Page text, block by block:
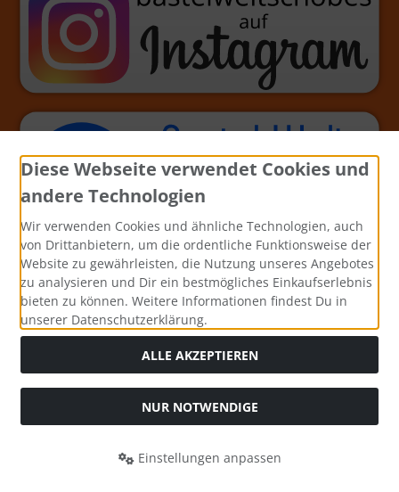
Alle Preise inkl. gesetzl. MwSt. zzgl.Versandkosten. Die
bei Bastel-Welt Schobes.
Diese Webseite verwendet Cookies und
andere Technologien
Wir verwenden Cookies und ähnliche Technologien, auch
von Drittanbietern, um die ordentliche Funktionsweise der
Website zu gewährleisten, die Nutzung unseres Angebotes
zu analysieren und Dir ein bestmögliches Einkaufserlebnis
bieten zu können. Weitere Informationen findest Du in
unserer Datenschutzerklärung.
ALLE AKZEPTIEREN
NUR NOTWENDIGE
Einstellungen anpassen